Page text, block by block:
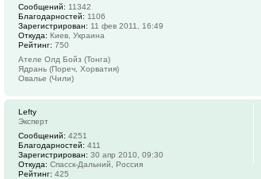
Сообщений: 11342
Благодарностей: 1106
Зарегистрирован: 11 фев 2011, 16:49
Откуда: Киев, Украина
Рейтинг: 750
Ателе Олд Бойз (Тонга)
Ядрань (Пореч, Хорватия)
Овалье (Чили)
Lefty
Эксперт
Сообщений: 4251
Благодарностей: 411
Зарегистрирован: 30 апр 2010, 09:30
Откуда: Спасск-Дальний, Россия
Рейтинг: 425